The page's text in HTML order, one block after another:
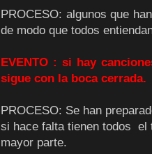
PROCESO: algunos que
de modo que todos
EVENTO : si hay
sigue con la boca cerrada.
PROCESO: Se han
si hace falta tienen todos el
mayor parte.